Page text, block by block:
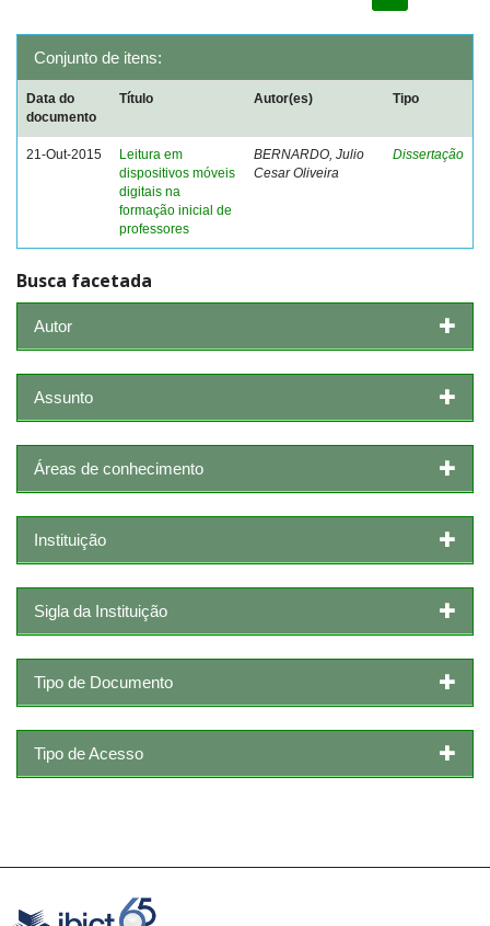
Conjunto de itens:
Data do
documento
Título Autor(es) Tipo
21-Out-2015
Leitura em
dispositivos móveis
digitais na
formação inicial de
professores
BERNARDO, Julio
Cesar Oliveira
Dissertação
Busca facetada
Autor
Assunto
Áreas de conhecimento
Instituição
Sigla da Instituição
Tipo de Documento
Tipo de Acesso